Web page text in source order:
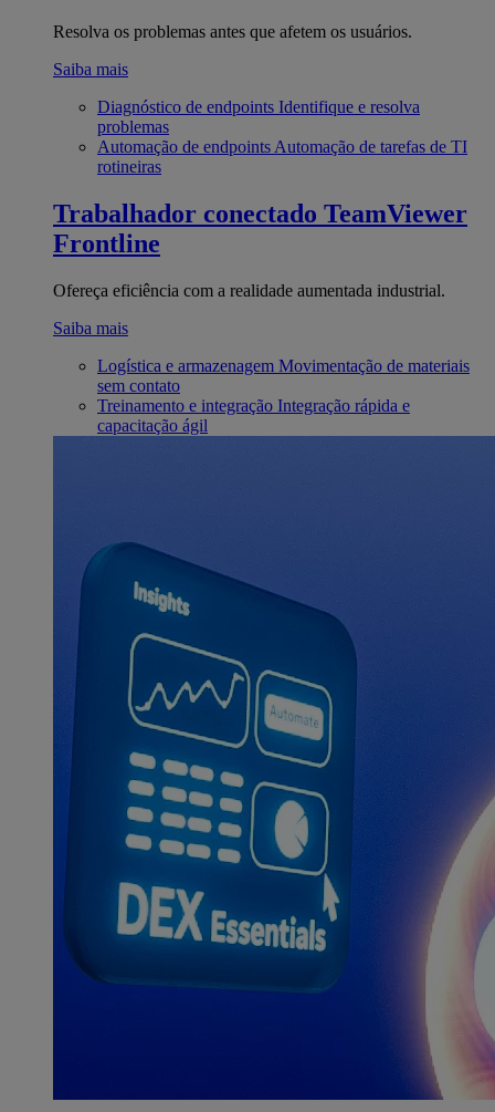
Resolva os problemas antes que afetem os usuários.
Saiba mais
Diagnóstico de endpoints Identifique e resolva
problemas
Automação de endpoints Automação de tarefas de TI
rotineiras
Trabalhador conectado TeamViewer
Frontline
Ofereça eficiência com a realidade aumentada industrial.
Saiba mais
Logística e armazenagem Movimentação de materiais
sem contato
Treinamento e integração Integração rápida e
capacitação ágil